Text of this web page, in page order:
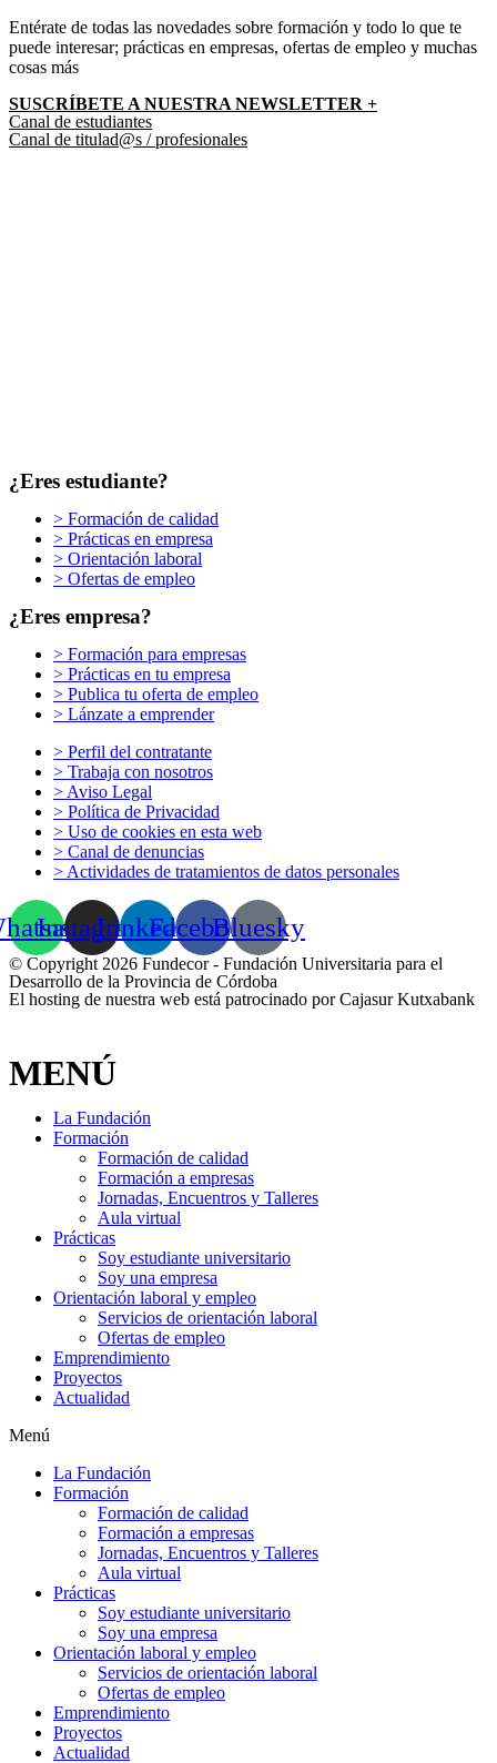
Entérate de todas las novedades sobre formación y todo lo que te
puede interesar; prácticas en empresas, ofertas de empleo y muchas
cosas más
SUSCRÍBETE A NUESTRA NEWSLETTER +​
Canal de estudiantes
Canal de titulad@s / profesionales
¿Eres estudiante?
> Formación de calidad
> Prácticas en empresa
> Orientación laboral
> Ofertas de empleo
¿Eres empresa?
> Formación para empresas
> Prácticas en tu empresa
> Publica tu oferta de empleo
> Lánzate a emprender
> Perfil del contratante
> Trabaja con nosotros
> Aviso Legal
> Política de Privacidad
> Uso de cookies en esta web
> Canal de denuncias
> Actividades de tratamientos de datos personales
InstagramLinkedinFacebookBluesky
© Copyright 2026 Fundecor - Fundación Universitaria para el
Desarrollo de la Provincia de Córdoba
El hosting de nuestra web está patrocinado por Cajasur Kutxabank
MENÚ
La Fundación
Formación
Formación de calidad
Formación a empresas
Jornadas, Encuentros y Talleres
Aula virtual
Prácticas
Soy estudiante universitario
Soy una empresa
Orientación laboral y empleo
Servicios de orientación laboral
Ofertas de empleo
Emprendimiento
Proyectos
Actualidad
Menú
La Fundación
Formación
Formación de calidad
Formación a empresas
Jornadas, Encuentros y Talleres
Aula virtual
Prácticas
Soy estudiante universitario
Soy una empresa
Orientación laboral y empleo
Servicios de orientación laboral
Ofertas de empleo
Emprendimiento
Proyectos
Actualidad